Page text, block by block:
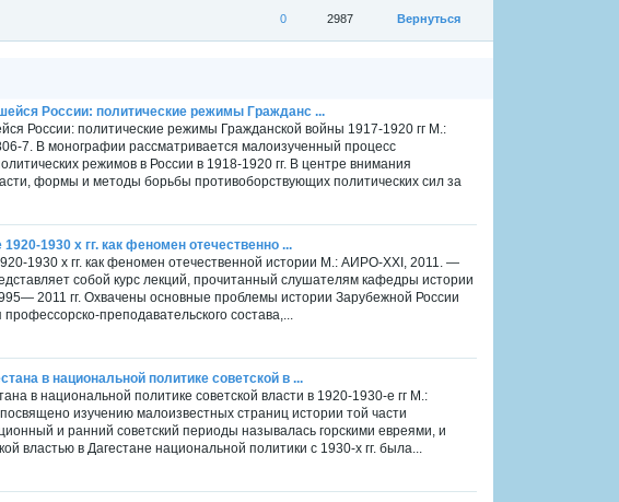
Вернуться
2987
0
России: политические режимы Гражданс ...
России: политические режимы Гражданской войны 1917-1920 гг М.:
7. В монографии рассматривается малоизученный процесс
режимов в России в 1918-1920 гг. В центре внимания
формы и методы борьбы противоборствующих политических сил за
1930 х гг. как феномен отечественно ...
1930 х гг. как феномен отечественной истории М.: АИРО-XXI, 2011. —
собой курс лекций, прочитанный слушателям кафедры истории
2011 гг. Охвачены основные проблемы истории Зарубежной России
преподавательского состава,...
в национальной политике советской в ...
в национальной политике советской власти в 1920-1930-е гг М.:
изучению малоизвестных страниц истории той части
и ранний советский периоды называлась горскими евреями, и
властью в Дагестане национальной политики с 1930-х гг. была...